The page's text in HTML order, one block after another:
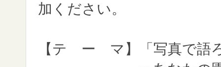
加ください。
【テ ー マ】「写真で語